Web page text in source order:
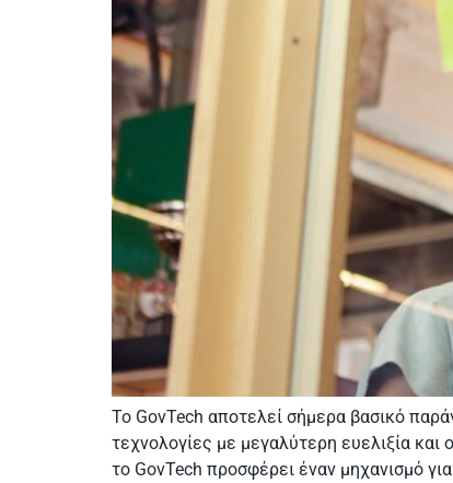
Το GovTech αποτελεί σήμερα βασικό
τεχνολογίες με μεγαλύτερη ευελιξία
το GovTech προσφέρει έναν μηχανισμό